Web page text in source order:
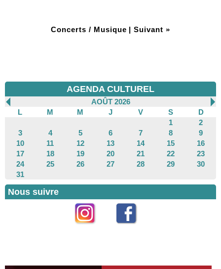
Concerts / Musique | Suivant »
AGENDA CULTUREL
AOÛT 2026
L
M M J V S
D
1
2
3
4 5 6 7 8
9
10
11 12 13 14 15
16
17
18 19 20 21 22
23
24
25 26 27 28 29
30
31
Nous suivre